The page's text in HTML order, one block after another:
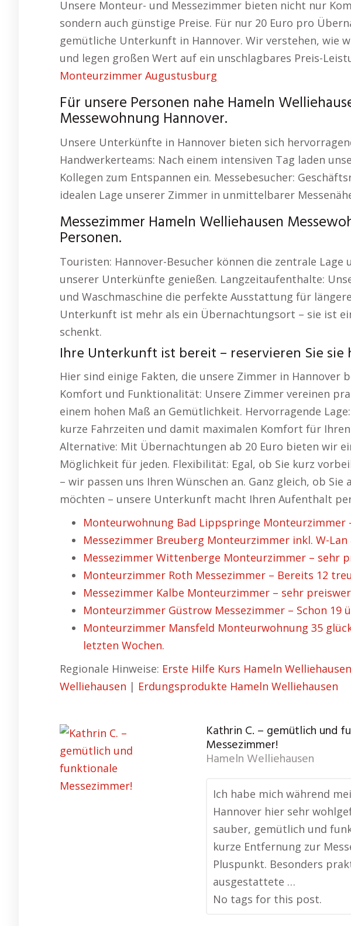
Unsere Monteur- und Messezimmer bieten nicht nur
sondern auch günstige Preise. Für nur 20 Euro pro
gemütliche Unterkunft in Hannover. Wir verstehen, wie
und legen großen Wert auf ein unschlagbares Preis-
Monteurzimmer Augustusburg
Für unsere Personen nahe Hameln
Messewohnung Hannover.
Unsere Unterkünfte in Hannover bieten sich
Handwerkerteams: Nach einem intensiven Tag laden
Kollegen zum Entspannen ein. Messebesucher:
idealen Lage unserer Zimmer in unmittelbarer
Messezimmer Hameln Welliehausen
Personen.
Touristen: Hannover-Besucher können die zentrale
unserer Unterkünfte genießen. Langzeitaufenthalte:
und Waschmaschine die perfekte Ausstattung für
Unterkunft ist mehr als ein Übernachtungsort – sie ist
schenkt.
Ihre Unterkunft ist bereit – reservieren Sie sie
Hier sind einige Fakten, die unsere Zimmer in Hannover
Komfort und Funktionalität: Unsere Zimmer vereinen
einem hohen Maß an Gemütlichkeit. Hervorragende
kurze Fahrzeiten und damit maximalen Komfort für
Alternative: Mit Übernachtungen ab 20 Euro bieten wir
Möglichkeit für jeden. Flexibilität: Egal, ob Sie kurz
– wir passen uns Ihren Wünschen an. Ganz gleich, ob
möchten – unsere Unterkunft macht Ihren Aufenthalt
Monteurwohnung Bad Lippspringe Monteurzimmer
Messezimmer Breuberg Monteurzimmer inkl. W-Lan
Messezimmer Wittenberge Monteurzimmer – sehr
Monteurzimmer Roth Messezimmer – Bereits 12
Messezimmer Kalbe Monteurzimmer – sehr
Monteurzimmer Güstrow Messezimmer – Schon 19
Monteurzimmer Mansfeld Monteurwohnung 35
letzten Wochen.
Regionale Hinweise: Erste Hilfe Kurs Hameln Welliehausen
Welliehausen | Erdungsprodukte Hameln Welliehausen
Kathrin C. – gemütlich und
Messezimmer!
Hameln Welliehausen
Ich habe mich während
Hannover hier sehr
sauber, gemütlich und
kurze Entfernung zur
Pluspunkt. Besonders
ausgestattete …
No tags for this post.